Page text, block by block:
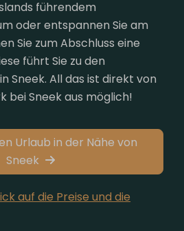
führendem
oder entspannen Sie am
Sie zum Abschluss eine
führt Sie zu den
Sneek. All das ist direkt von
bei Sneek aus möglich!
Urlaub in der Nähe von
Sneek
auf die Preise und die